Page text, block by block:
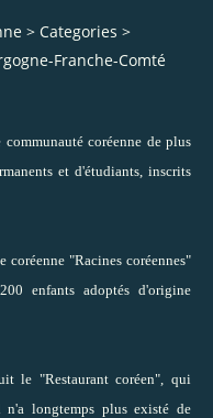
> Categories >
Franche-Comté
coréenne de plus
et d'étudiants, inscrits
coréenne "Racines coréennes"
enfants adoptés d'origine
le "Restaurant coréen" , qui
longtemps plus existé de